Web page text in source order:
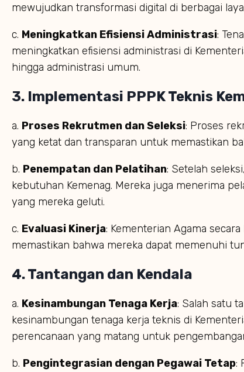
mewujudkan transformasi digital di berbagai
c. Meningkatkan Efisiensi Administrasi:
meningkatkan efisiensi administrasi di
hingga administrasi umum.
3. Implementasi PPPK Teknis
a. Proses Rekrutmen dan Seleksi: Proses
yang ketat dan transparan untuk memastikan
b. Penempatan dan Pelatihan: Setelah
kebutuhan Kemenag. Mereka juga menerima
yang mereka geluti.
c. Evaluasi Kinerja: Kementerian Agama
memastikan bahwa mereka dapat memenuhi
4.Tantangan dan Kendala
a. Kesinambungan Tenaga Kerja: Salah satu
kesinambungan tenaga kerja teknis di
perencanaan yang matang untuk
b. Pengintegrasian dengan Pegawai Tetap: